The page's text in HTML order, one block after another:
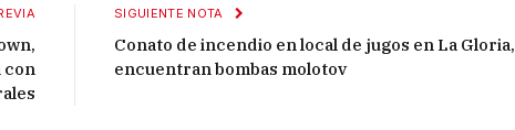
con
SIGUIENTE NOTA
Conato de incendio en local de jugos en La Gloria,
encuentran bombas molotov